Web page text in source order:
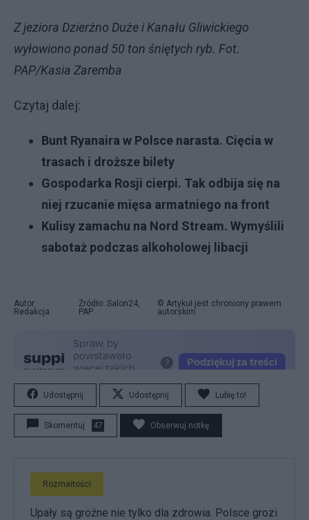
Z jeziora Dzierżno Duże i Kanału Gliwickiego
wyłowiono ponad 50 ton śniętych ryb. Fot.
PAP/Kasia Zaremba
Czytaj dalej:
Bunt Ryanaira w Polsce narasta. Cięcia w
trasach i droższe bilety
Gospodarka Rosji cierpi. Tak odbija się na
niej rzucanie mięsa armatniego na front
Kulisy zamachu na Nord Stream. Wymyślili
sabotaż podczas alkoholowej libacji
Autor:
Redakcja
Źródło: Salon24,
PAP
© Artykuł jest chroniony prawem
autorskim
Udostępnij Udostępnij Lubię to!
Skomentuj 47 Obserwuj notkę
Rozmaitości
Upały są groźne nie tylko dla zdrowia. Polsce grozi